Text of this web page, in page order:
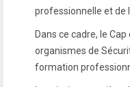
professionnelle et de
Dans ce cadre, le
organismes de
formation